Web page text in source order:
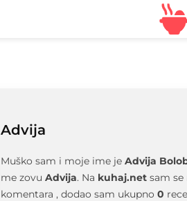
Advija
Muško sam i moje ime je Advija
me zovu Advija. Na kuhaj.net sam
komentara , dodao sam ukupno 0